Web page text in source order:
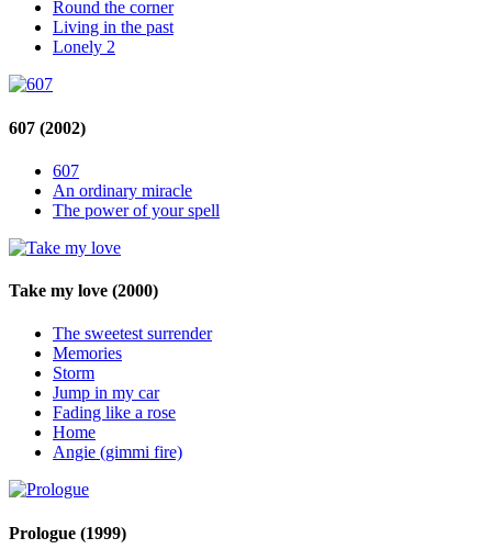
Round the corner
Living in the past
Lonely 2
607 (2002)
607
An ordinary miracle
The power of your spell
Take my love (2000)
The sweetest surrender
Memories
Storm
Jump in my car
Fading like a rose
Home
Angie (gimmi fire)
Prologue (1999)